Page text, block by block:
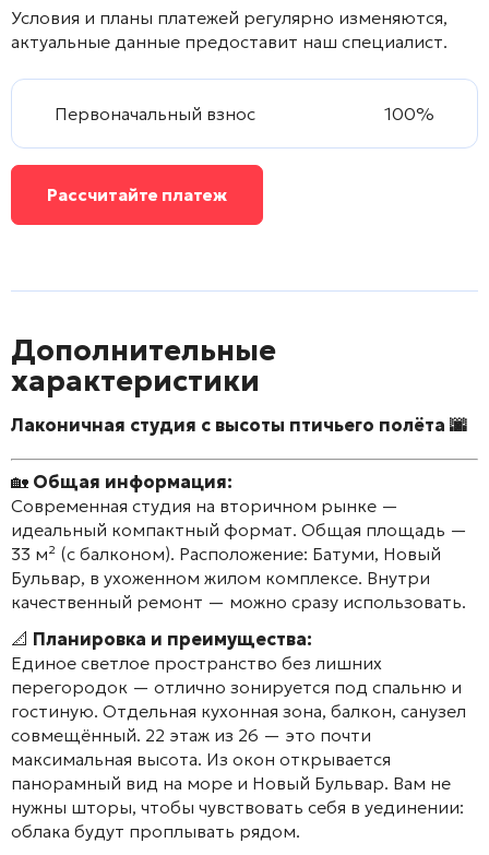
Условия и планы платежей регулярно изменяются,
актуальные данные предоставит наш специалист.
Первоначальный взнос 100%
Рассчитайте платеж
Дополнительные
характеристики
Лаконичная студия с высоты птичьего полёта 🌆
🏡 Общая информация:
Современная студия на вторичном рынке —
идеальный компактный формат. Общая площадь —
33 м² (с балконом). Расположение: Батуми, Новый
Бульвар, в ухоженном жилом комплексе. Внутри
качественный ремонт — можно сразу использовать.
📐 Планировка и преимущества:
Единое светлое пространство без лишних
перегородок — отлично зонируется под спальню и
гостиную. Отдельная кухонная зона, балкон, санузел
совмещённый. 22 этаж из 26 — это почти
максимальная высота. Из окон открывается
панорамный вид на море и Новый Бульвар. Вам не
нужны шторы, чтобы чувствовать себя в уединении:
облака будут проплывать рядом.